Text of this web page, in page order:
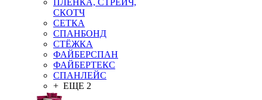
ПЛЁНКА, СТРЕЙЧ,
СКОТЧ
СЕТКА
СПАНБОНД
СТЁЖКА
ФАЙБЕРСПАН
ФАЙБЕРТЕКС
СПАНЛЕЙС
+ ЕЩЕ 2